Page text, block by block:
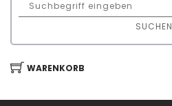
SUCHEN
WARENKORB